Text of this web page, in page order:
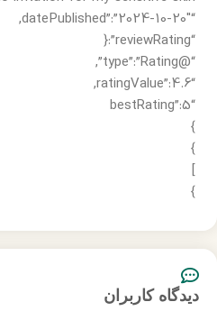
“datePublished”:”2024-10-20″,
“reviewRating”:{
“@type”:”Rating”,
“ratingValue”:4.6,
“bestRating”:5
}
}
]
}
دیدگاه کاربران